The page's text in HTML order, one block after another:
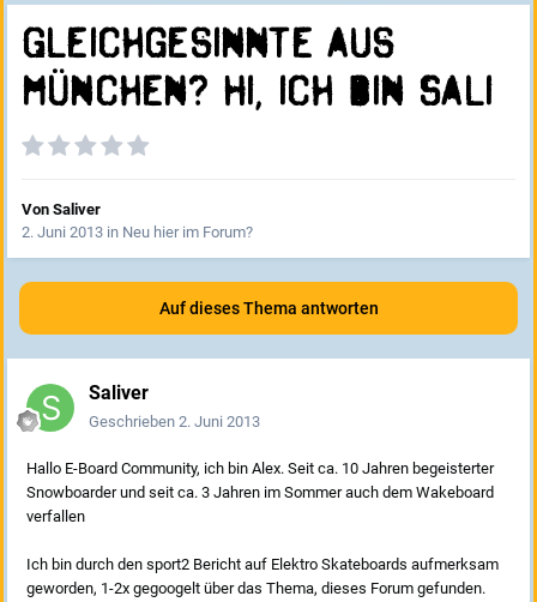
Gleichgesinnte aus
München? Hi, ich bin Sali
Von Saliver
2. Juni 2013 in Neu hier im Forum?
Auf dieses Thema antworten
Saliver
Geschrieben 2. Juni 2013
Hallo E-Board Community, ich bin Alex. Seit ca. 10 Jahren begeisterter
Snowboarder und seit ca. 3 Jahren im Sommer auch dem Wakeboard
verfallen
Ich bin durch den sport2 Bericht auf Elektro Skateboards aufmerksam
geworden, 1-2x gegoogelt über das Thema, dieses Forum gefunden.